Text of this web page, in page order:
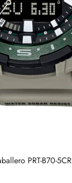
PRT-B70-5CR